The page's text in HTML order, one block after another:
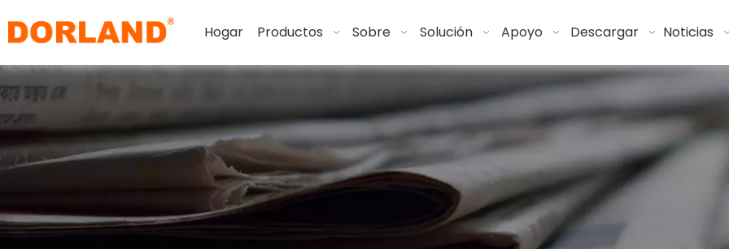
Hogar Productos Sobre Solución Apoyo Descargar Noticias